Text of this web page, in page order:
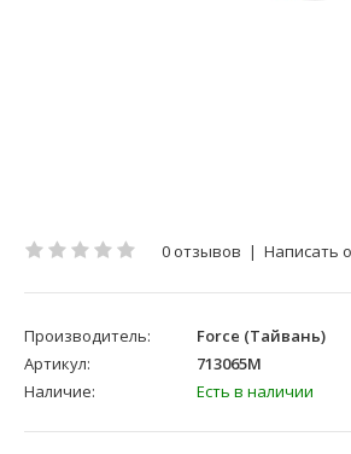
0 отзывов | Написать
Производитель:
Force (Тайвань)
Артикул:
713065M
Наличие:
Есть в наличии